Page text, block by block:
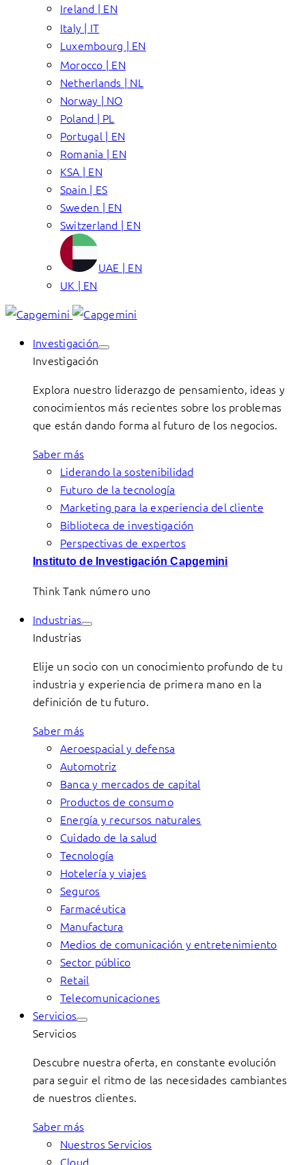
Ireland | EN
Italy | IT
Luxembourg | EN
Morocco | EN
Netherlands | NL
Norway | NO
Poland | PL
Portugal | EN
Romania | EN
KSA | EN
Spain | ES
Sweden | EN
Switzerland | EN
UAE | EN
UK | EN
Investigación
Investigación
Explora nuestro liderazgo de pensamiento, ideas y
conocimientos más recientes sobre los problemas
que están dando forma al futuro de los negocios.
Saber más
Liderando la sostenibilidad
Futuro de la tecnología
Marketing para la experiencia del cliente
Biblioteca de investigación
Perspectivas de expertos
Instituto de Investigación Capgemini
Think Tank número uno
Industrias
Industrias
Elije un socio con un conocimiento profundo de tu
industria y experiencia de primera mano en la
definición de tu futuro.
Saber más
Aeroespacial y defensa
Automotriz
Banca y mercados de capital
Productos de consumo
Energía y recursos naturales
Cuidado de la salud
Tecnología
Hotelería y viajes
Seguros
Farmacéutica
Manufactura
Medios de comunicación y entretenimiento
Sector público
Retail
Telecomunicaciones
Servicios
Servicios
Descubre nuestra oferta, en constante evolución
para seguir el ritmo de las necesidades cambiantes
de nuestros clientes.
Saber más
Nuestros Servicios
Cloud